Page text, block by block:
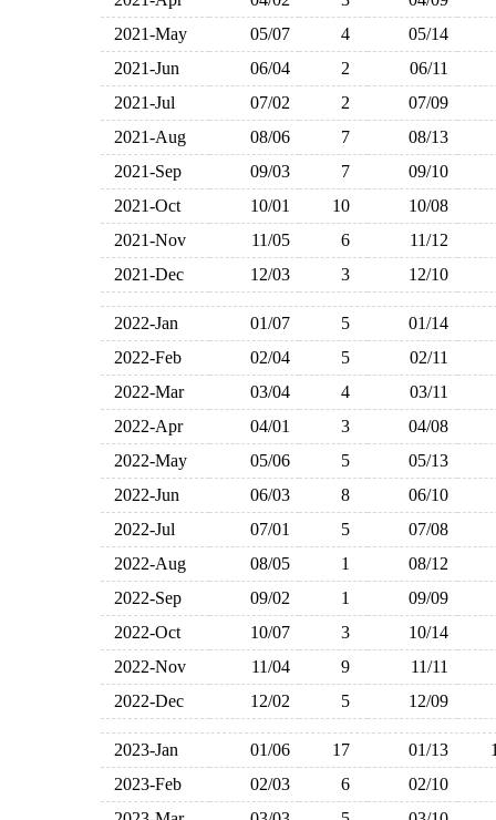
2021-May
05/07 4
05/14
2021-Jun
06/04 2
06/11
2021-Jul
07/02 2
07/09
2021-Aug
08/06 7
08/13
2021-Sep
09/03 7
09/10
2021-Oct
10/01 10
10/08
2021-Nov
11/05 6
11/12
2021-Dec
12/03 3 12/10
2022-Jan 01/07 5
01/14
2022-Feb
02/04 5
02/11
2022-Mar
03/04 4
03/11
2022-Apr
04/01 3
04/08
2022-May
05/06 5
05/13
2022-Jun
06/03 8
06/10
2022-Jul
07/01 5
07/08
2022-Aug
08/05 1
08/12
2022-Sep
09/02 1
09/09
2022-Oct
10/07 3
10/14
2022-Nov
11/04 9
11/11
2022-Dec
12/02 5 12/09
2023-Jan 01/06 17 01/13
2023-Feb
02/03 6
02/10